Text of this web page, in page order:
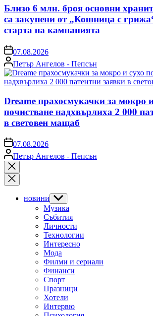
Близо 6 млн. броя основни
са закупени от „Кошница с
старта на кампанията
on07.08.2026
Posted
by
Петър Ангелов - Пепсън
Dreame прахосмукачки за мокро
почистване надхвърлиха 2 000
в световен мащаб
on07.08.2026
Posted
by
Петър Ангелов - Пепсън
Close
search
новини Show
sub
menu
Музика
Събития
Личности
Технологии
Интересно
Мода
Филми и сериали
Финанси
Спорт
Празници
Хотели
Интервю